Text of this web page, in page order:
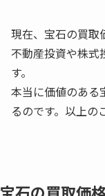
現在、宝石の買取
不動産投資や株式
す。
本当に価値のある
るのです。以上の